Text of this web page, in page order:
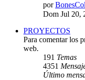
por
Dom Jul 20,
PROYECTOS
Para comentar los
web.
191 Temas
4351
Último